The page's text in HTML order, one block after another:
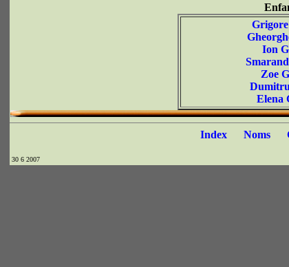
Ion
Zoe
Elena
Index Noms
30 6 2007